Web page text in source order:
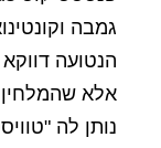
גמבה
הנטועה
אלא שהמלחין
נותן לה